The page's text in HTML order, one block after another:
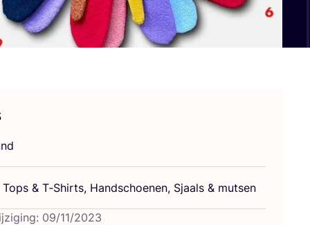
Tops & T‑Shirts, Hand­schoe­nen, Sjaals & mutsen
09/11/2023